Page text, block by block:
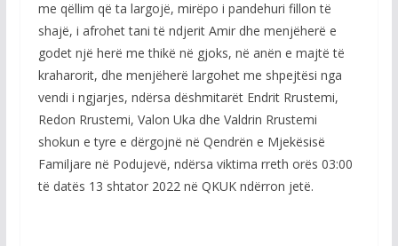
me qëllim që ta largojë, mirëpo i pandehuri fillon të
shajë, i afrohet tani të ndjerit Amir dhe menjëherë e
godet një herë me thikë në gjoks, në anën e majtë të
kraharorit, dhe menjëherë largohet me shpejtësi nga
vendi i ngjarjes, ndërsa dëshmitarët Endrit Rrustemi,
Redon Rrustemi, Valon Uka dhe Valdrin Rrustemi
shokun e tyre e dërgojnë në Qendrën e Mjekësisë
Familjare në Podujevë, ndërsa viktima rreth orës 03:00
të datës 13 shtator 2022 në QKUK ndërron jetë.